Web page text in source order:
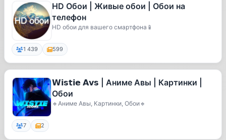
HD Обои | Живые обои | Обои на
телефон
HD обои для вашего смартфона📱
1 439 599
𝗪𝗶𝘀𝘁𝗶𝗲 𝗔𝘃𝘀 | Аниме Авы | Картинки |
Обои
🔹Аниме Авы, Картинки, Обои🔹
7 2